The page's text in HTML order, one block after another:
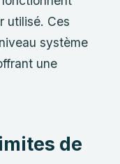
utilisé. Ces
système
une
de